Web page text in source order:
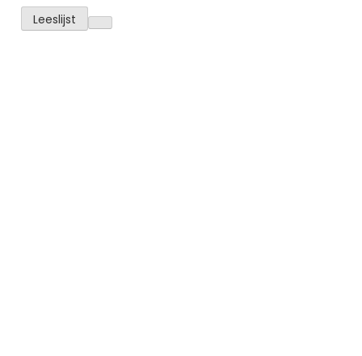
Leeslijst